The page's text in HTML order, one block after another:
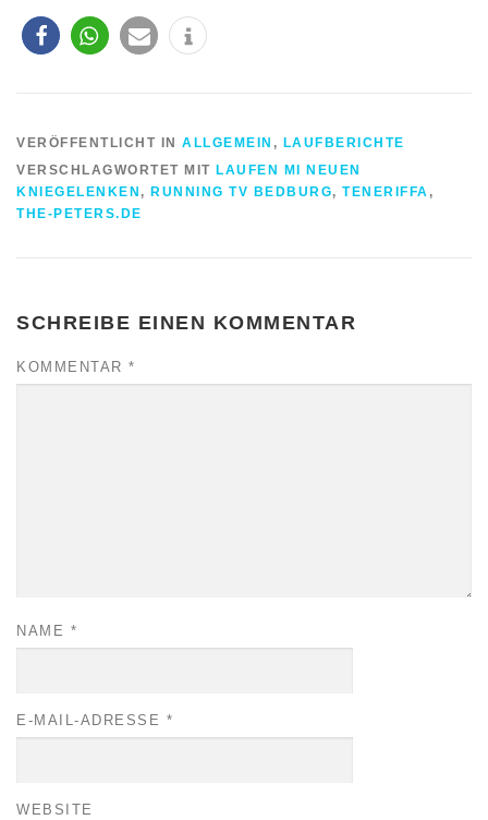
VERÖFFENTLICHT IN ALLGEMEIN , LAUFBERICHTE
VERSCHLAGWORTET MIT LAUFEN MI NEUEN
KNIEGELENKEN , RUNNING TV BEDBURG, TENERIFFA ,
THE-PETERS.DE
SCHREIBE EINEN KOMMENTAR
KOMMENTAR *
NAME *
E-MAIL-ADRESSE *
WEBSITE